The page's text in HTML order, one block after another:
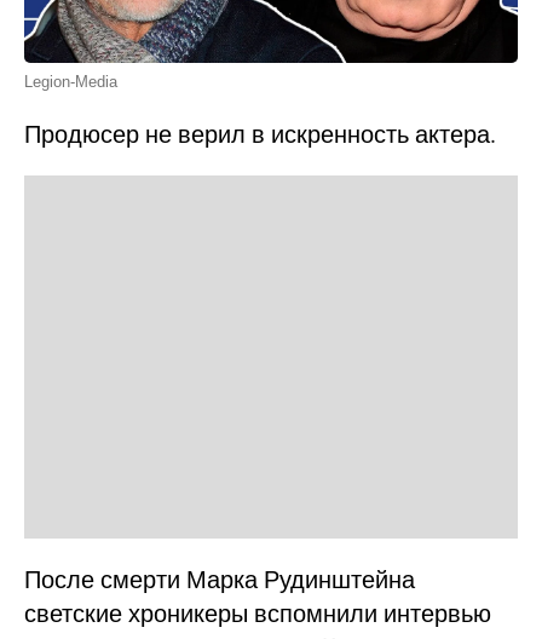
Legion-Media
Продюсер не верил в искренность актера.
После смерти Марка Рудинштейна
светские хроникеры вспомнили интервью